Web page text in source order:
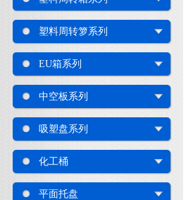
塑料周转箩系列
EU箱系列
中空板系列
吸塑盘系列
化工桶
平面托盘